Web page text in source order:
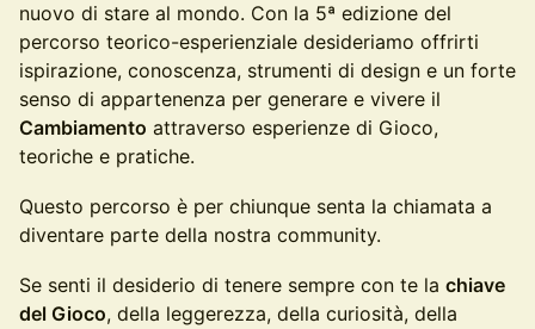
nuovo di stare al mondo. Con la 5ª edizione del
percorso teorico-esperienziale desideriamo offrirti
ispirazione, conoscenza, strumenti di design e un forte
senso di appartenenza per generare e vivere il
Cambiamento attraverso esperienze di Gioco,
teoriche e pratiche.
Questo percorso è per chiunque senta la chiamata a
diventare parte della nostra community.
Se senti il desiderio di tenere sempre con te la chiave
del Gioco, della leggerezza, della curiosità, della